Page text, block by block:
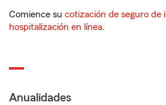
Comience su cotización de seguro de
hospitalización en línea.
Anualidades